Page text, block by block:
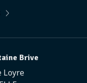
Brive
Loyre